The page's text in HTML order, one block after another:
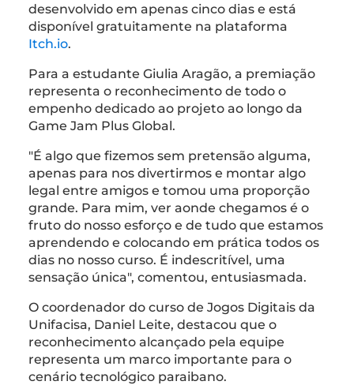
desenvolvido em apenas cinco dias e está
disponível gratuitamente na plataforma
Itch.io.
Para a estudante Giulia Aragão, a premiação
representa o reconhecimento de todo o
empenho dedicado ao projeto ao longo da
Game Jam Plus Global.
⁠"É algo que fizemos sem pretensão alguma,
apenas para nos divertirmos e montar algo
legal entre amigos e tomou uma proporção
grande. Para mim, ver aonde chegamos é o
fruto do nosso esforço e de tudo que estamos
aprendendo e colocando em prática todos os
dias no nosso curso. É indescritível, uma
sensação única", comentou, entusiasmada.
O coordenador do curso de Jogos Digitais da
Unifacisa, Daniel Leite, destacou que o
reconhecimento alcançado pela equipe
representa um marco importante para o
cenário tecnológico paraibano.